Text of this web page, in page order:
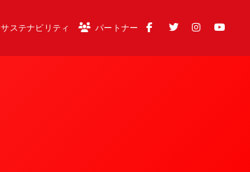
サステナビリティ パートナー